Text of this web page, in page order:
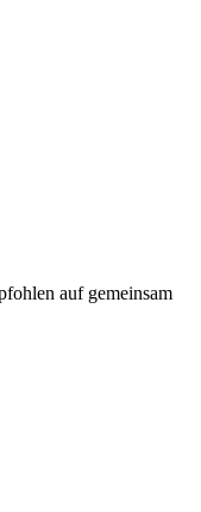
auf gemeinsam